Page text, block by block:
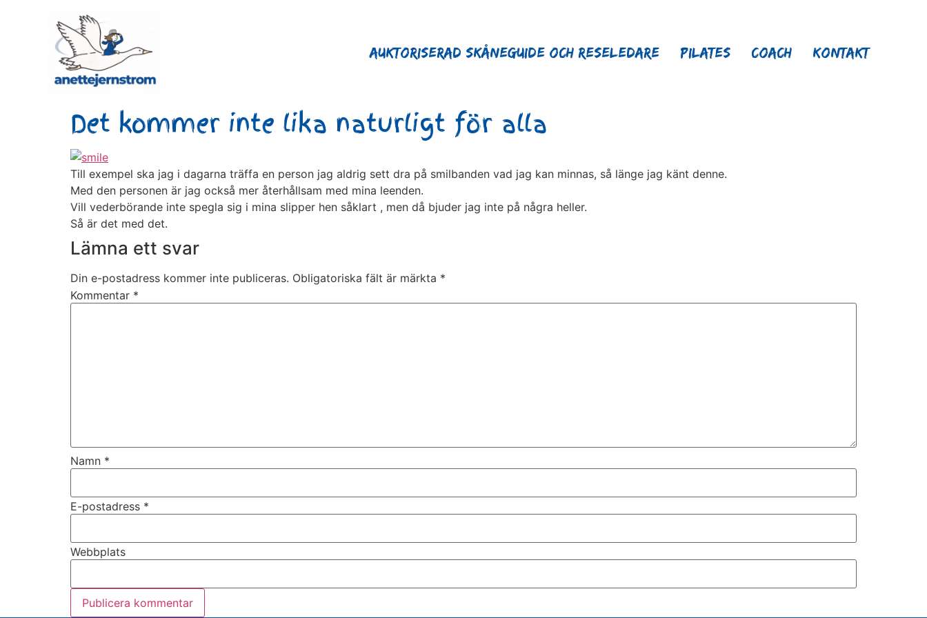
Auktoriserad Skåneguide och Reseledare Pilates Coach Kontakt
Det kommer inte lika naturligt för alla
Till exempel ska jag i dagarna träffa en person jag aldrig sett dra på smilbanden vad jag kan minnas, så länge jag känt denne.
Med den personen är jag också mer återhållsam med mina leenden.
Vill vederbörande inte spegla sig i mina slipper hen såklart , men då bjuder jag inte på några heller.
Så är det med det.
Lämna ett svar
Din e-postadress kommer inte publiceras. Obligatoriska fält är märkta *
Kommentar *
Namn *
E-postadress *
Webbplats